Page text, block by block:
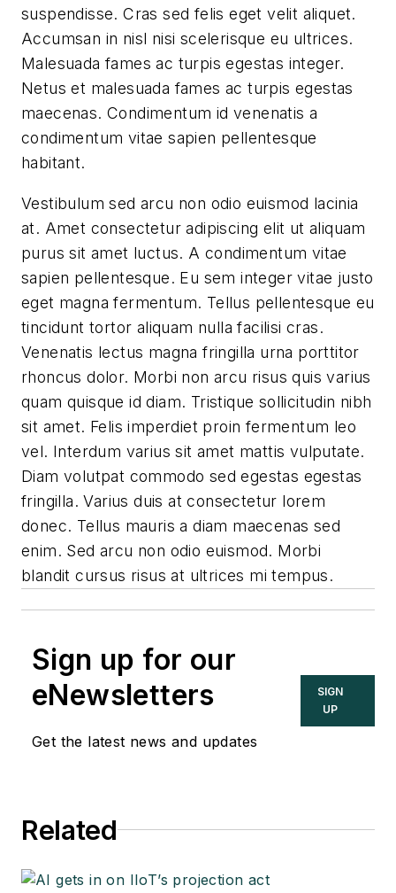
suspendisse. Cras sed felis eget velit aliquet.
Accumsan in nisl nisi scelerisque eu ultrices.
Malesuada fames ac turpis egestas integer.
Netus et malesuada fames ac turpis egestas
maecenas. Condimentum id venenatis a
condimentum vitae sapien pellentesque
habitant.
Vestibulum sed arcu non odio euismod lacinia
at. Amet consectetur adipiscing elit ut aliquam
purus sit amet luctus. A condimentum vitae
sapien pellentesque. Eu sem integer vitae justo
eget magna fermentum. Tellus pellentesque eu
tincidunt tortor aliquam nulla facilisi cras.
Venenatis lectus magna fringilla urna porttitor
rhoncus dolor. Morbi non arcu risus quis varius
quam quisque id diam. Tristique sollicitudin nibh
sit amet. Felis imperdiet proin fermentum leo
vel. Interdum varius sit amet mattis vulputate.
Diam volutpat commodo sed egestas egestas
fringilla. Varius duis at consectetur lorem
donec. Tellus mauris a diam maecenas sed
enim. Sed arcu non odio euismod. Morbi
blandit cursus risus at ultrices mi tempus.
Sign up for our
eNewsletters
Get the latest news and updates
SIGN
UP
Related